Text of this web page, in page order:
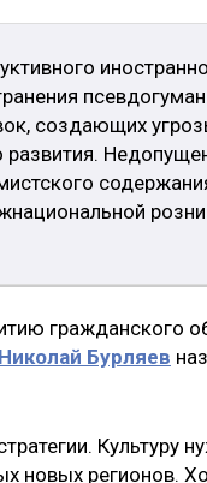
создающих
развития.
гражданского
Николай Бурляев
Культуру
регионов.